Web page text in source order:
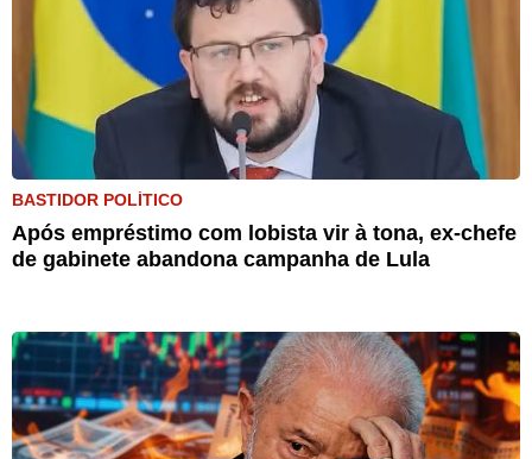
BASTIDOR POLÍTICO
Após empréstimo com lobista vir à tona, ex-chefe
de gabinete abandona campanha de Lula